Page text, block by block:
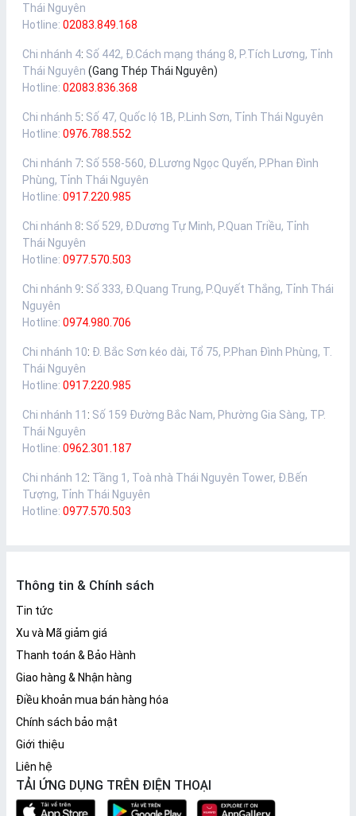
Thái Nguyên
Hotline: 02083.849.168
Chi nhánh 4: Số 442, Đ.Cách mạng tháng 8, P.Tích Lương, Tỉnh
Thái Nguyên (Gang Thép Thái Nguyên)
Hotline: 02083.836.368
Chi nhánh 5: Số 47, Quốc lộ 1B, P.Linh Sơn, Tỉnh Thái Nguyên
Hotline: 0976.788.552
Chi nhánh 7: Số 558-560, Đ.Lương Ngọc Quyến, P.Phan Đình
Phùng, Tỉnh Thái Nguyên
Hotline: 0917.220.985
Chi nhánh 8: Số 529, Đ.Dương Tự Minh, P.Quan Triều, Tỉnh
Thái Nguyên
Hotline: 0977.570.503
Chi nhánh 9: Số 333, Đ.Quang Trung, P.Quyết Thắng, Tỉnh Thái
Nguyên
Hotline: 0974.980.706
Chi nhánh 10: Đ. Bắc Sơn kéo dài, Tổ 75, P.Phan Đình Phùng, T.
Thái Nguyên
Hotline: 0917.220.985
Chi nhánh 11 : Số 159 Đường Bắc Nam, Phường Gia Sàng, TP.
Thái Nguyên
Hotline: 0962.301.187
Chi nhánh 12: Tầng 1, Toà nhà Thái Nguyên Tower, Đ.Bến
Tượng, Tỉnh Thái Nguyên
Hotline: 0977.570.503
Thông tin & Chính sách
Tin tức
Xu và Mã giảm giá
Thanh toán & Bảo Hành
Giao hàng & Nhận hàng
Điều khoản mua bán hàng hóa
Chính sách bảo mật
Giới thiệu
Liên hệ
TẢI ỨNG DỤNG TRÊN ĐIỆN THOẠI